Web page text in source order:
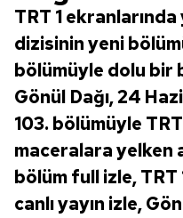
TRT 1 ekranlarında
dizisinin yeni
bölümüyle dolu bir
Gönül Dağı, 24
103. bölümüyle
maceralara yelken
bölüm full izle, TRT
canlı yayın izle,